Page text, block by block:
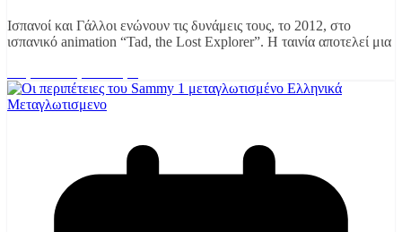
Ισπανοί και Γάλλοι ενώνουν τις δυνάμεις τους, το 2012, στο
ισπανικό animation “Tad, the Lost Explorer”. Η ταινία αποτελεί μια
Μεταγλωτισμενο